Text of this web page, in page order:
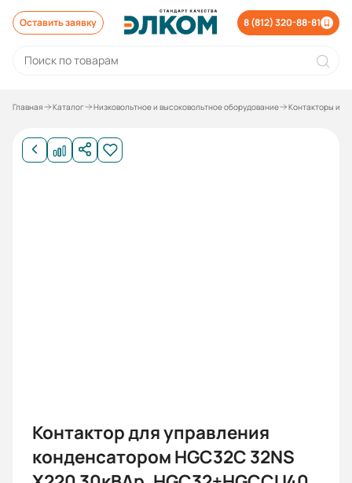
Оставить заявку 8 (812) 320-88-81
Главная Каталог Низковольтное и высоковольтное оборудование Контакторы и
Контактор для управления
конденсатором HGC32C 32NS